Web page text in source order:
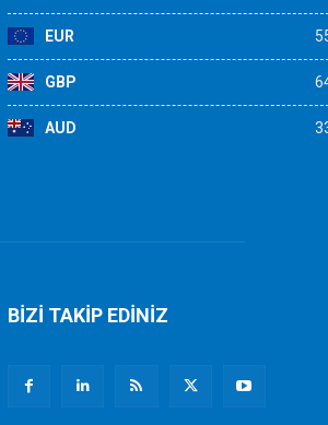
EUR
GBP
AUD
BİZİ TAKİP EDİNİZ